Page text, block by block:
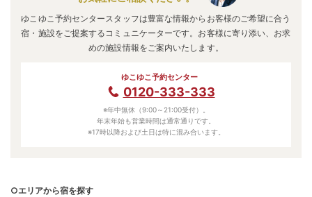
ゆこゆこ予約センタースタッフは豊富な情報からお客様のご希望に合う
宿・施設をご提案するコミュニケーターです。お客様に寄り添い、お求
めの施設情報をご案内いたします。
ゆこゆこ予約センター
0120-333-333
※年中無休（9:00～21:00受付）。
年末年始も営業時間は通常通りです。
※17時以降および土日は特に混み合います。
○エリアから宿を探す